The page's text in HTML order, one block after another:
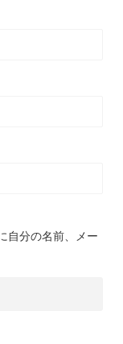
自分の名前、メー